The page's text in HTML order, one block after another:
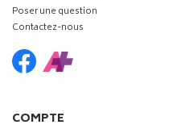
Poser une question
Contactez-nous
COMPTE